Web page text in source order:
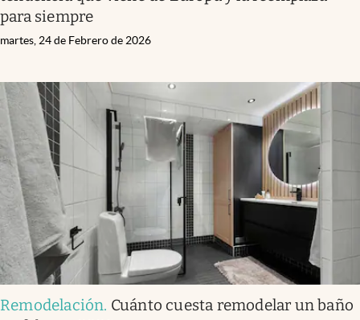
para siempre
martes, 24 de Febrero de 2026
Remodelación. Cuánto cuesta remodelar un baño